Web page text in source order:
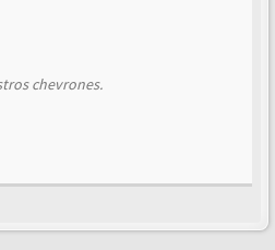
chevrones.